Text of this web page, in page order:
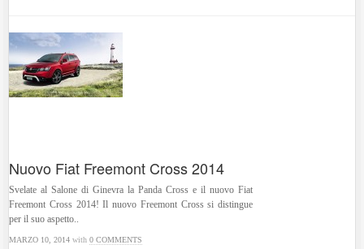
Nuovo Fiat Freemont Cross 2014
Svelate al Salone di Ginevra la Panda Cross e il nuovo Fiat
Freemont Cross 2014! Il nuovo Freemont Cross si distingue
per il suo aspetto..
MARZO 10, 2014 with0 COMMENTS